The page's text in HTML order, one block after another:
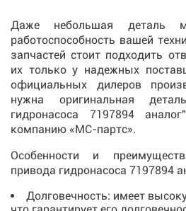
Даже небольшая деталь
работоспособность вашей
запчастей стоит подходить
их только у надежных
официальных дилеров
нужна оригинальная
гидронасоса 7197894
компанию «МС-партс».
Особенности и
привода гидронасоса 7197894
Долговечность: имеет